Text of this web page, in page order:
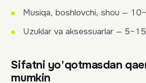
Musiqa, boshlovchi, shou —
Uzuklar va aksessuarlar —
Sifatni yo'qotmasdan
mumkin